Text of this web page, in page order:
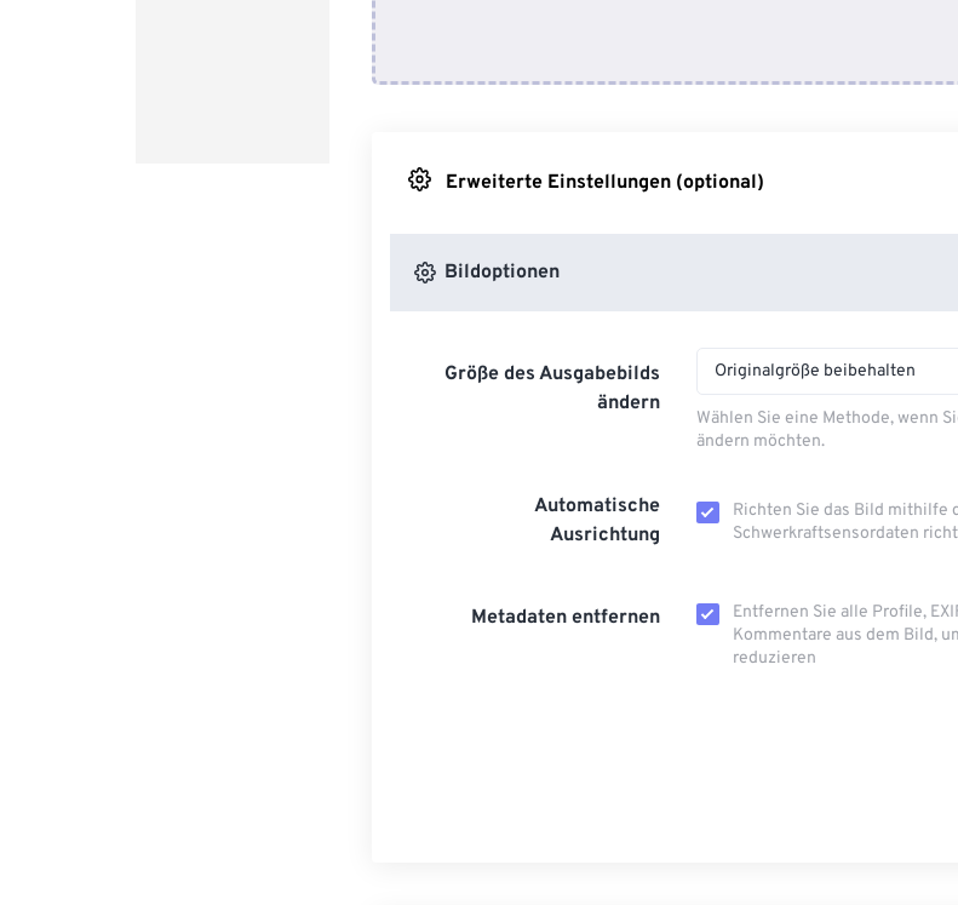
Erweiterte Einstellungen (optional)
Bildoptionen
Größe des Ausgabebilds
ändern
Originalgröße beibehalten
Wählen Sie eine Methode, wenn
ändern möchten.
Automatische
Ausrichtung
Richten Sie das Bild mithilfe
Schwerkraftsensordaten
Metadaten entfernen
Entfernen Sie alle Profile,
Kommentare aus dem Bild,
reduzieren